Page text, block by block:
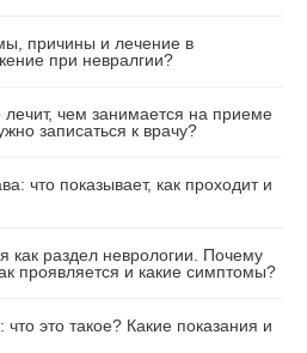
причины и лечение в
при невралгии?
лечит, чем занимается на приеме
записаться к врачу?
что показывает, как проходит и
как раздел неврологии. Почему
проявляется и какие симптомы?
что это такое? Какие показания и